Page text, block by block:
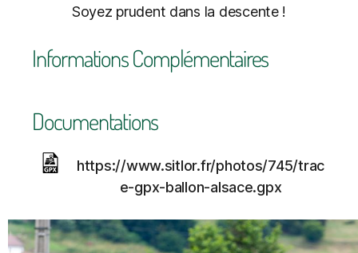
Soyez prudent dans la descente !
Informations Complémentaires
Documentations
https://www.sitlor.fr/photos/745/trac
e-gpx-ballon-alsace.gpx